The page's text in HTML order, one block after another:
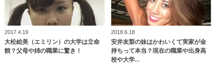
2017.4.19
大松絵美（エミリン）の大学は立命
館？父母や姉の職業に驚き！
2018.6.18
安井友梨の妹はかわいくて実家が金
持ちって本当？現在の職業や出身高
校や大学…